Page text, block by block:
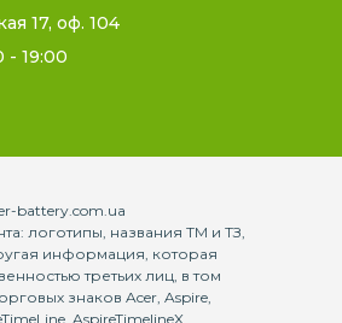
17, оф. 104
- 19:00
battery.com.ua
логотипы, названия ТМ и ТЗ,
информация, которая
третьих лиц, в том
знаков Acer, Aspire,
AspireTimelineX,